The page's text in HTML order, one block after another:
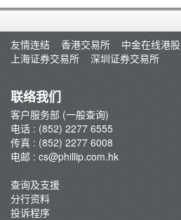
辉立简介
分行资料
招聘人才
辉立通讯
新聞稿
友情连结
香港交易所 中金在线港股
上海证券交易所
深圳证券交易所
联络我们
客户服务部 (一般查询)
电话 : (852) 2277 6555
传真 : (852) 2277 6008
电邮 : cs@phillip.com.hk
查询及支援
分行资料
投诉程序